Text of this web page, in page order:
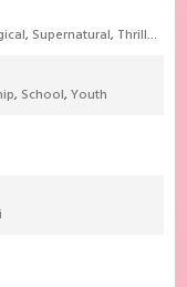
, Supernatural, Thriller
, School,Youth